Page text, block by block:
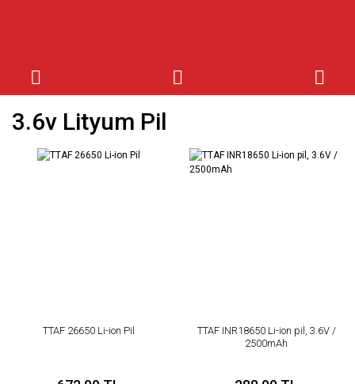
3.6v Lityum Pil
TTAF 26650 Li-ion Pil
TTAF INR18650 Li-ion pil, 3.6V /
2500mAh